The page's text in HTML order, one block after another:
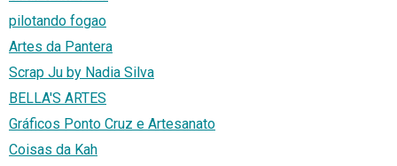
pilotando fogao
Artes da Pantera
Scrap Ju by Nadia Silva
BELLA'S ARTES
Gráficos Ponto Cruz e Artesanato
Coisas da Kah